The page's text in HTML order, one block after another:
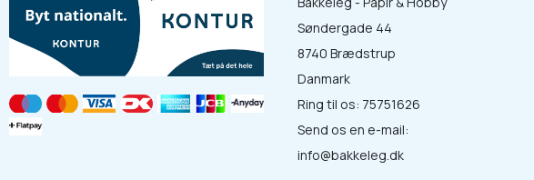
Søndergade 44
8740 Brædstrup
Danmark
Ring til os: 75751626
Send os en e-mail:
info@bakkeleg.dk